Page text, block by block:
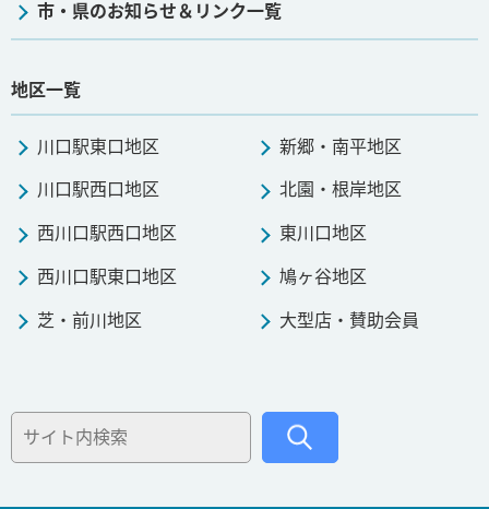
市・県のお知らせ＆リンク一覧
地区一覧
川口駅東口地区
川口駅西口地区
西川口駅西口地区
西川口駅東口地区
芝・前川地区
新郷・南平地区
北園・根岸地区
東川口地区
鳩ヶ谷地区
大型店・賛助会員